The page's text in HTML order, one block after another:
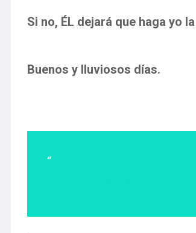
Si no, ÉL dejará que haga yo
Buenos y lluviosos días.